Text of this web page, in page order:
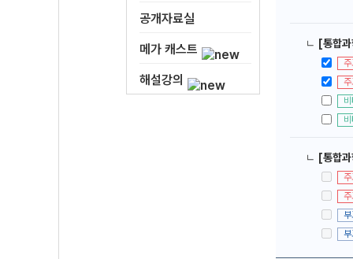
공개자료실
메가 캐스트
해설강의
ㄴ [통합
ㄴ [통합